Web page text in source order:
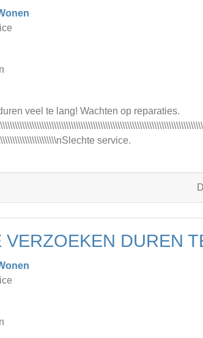
veel te lang! Wachten op reparaties.
service.
VERZOEKEN DUREN